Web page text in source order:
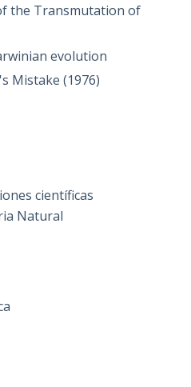
the Transmutation of
evolution
Mistake (1976)
científicas
Natural